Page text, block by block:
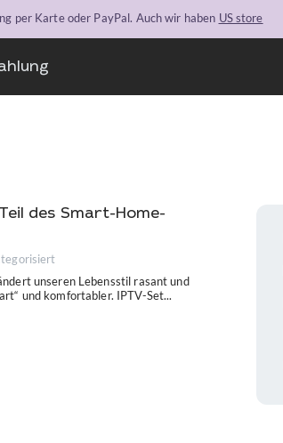
per Karte oder PayPal. Auch wir haben US store
des Smart-Home-
unseren Lebensstil rasant und
und komfortabler. IPTV-Set...